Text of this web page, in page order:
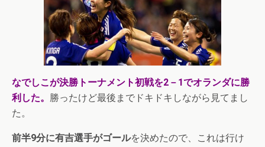
なでしこが決勝トーナメント初戦を2－1でオランダに勝
利した。 勝ったけど最後までドキドキしながら見てまし
た。
前半9分に有吉選手がゴールを決めたので、これは行け